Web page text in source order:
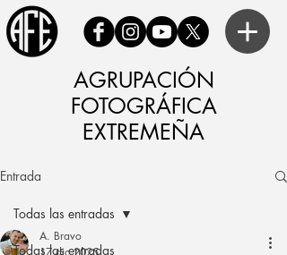
AGRUPACIÓN
FOTOGRÁFICA
EXTREMEÑA
Entrada
Todas las entradas
Todas las entradas
A. Bravo
17 dic 2025